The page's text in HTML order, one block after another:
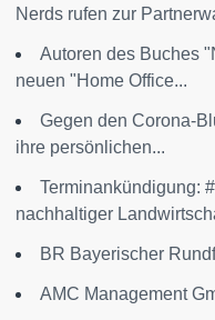
Nerds rufen zur
Autoren des Buches
neuen "Home Office...
Gegen den Corona-
ihre persönlichen...
Terminankündigung:
nachhaltiger
BR Bayerischer
AMC Management